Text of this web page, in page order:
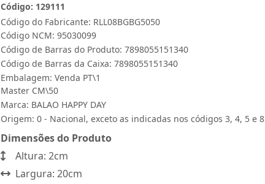
Código do Fabricante: RLL08BGBG5050
Código: 129111
Código NCM: 95030099
Código de Barras do Produto: 7898055151340
Código de Barras da Caixa: 7898055151340
Embalagem: Venda PT\1
Master CM\50
Marca: BALAO HAPPY DAY
Origem: 0 - Nacional, exceto as indicadas nos códigos 3, 4, 5 e 8
Dimensões do Produto
Altura: 2cm
Largura: 20cm